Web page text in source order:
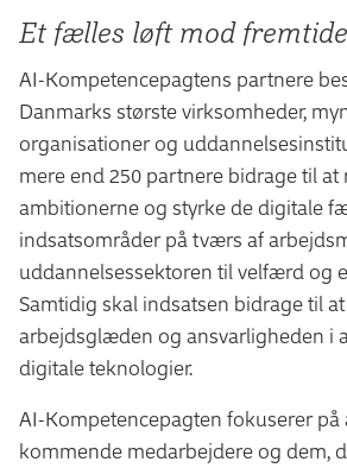
Et fælles løft mod
AI-Kompetencepagtens partnere
Danmarks største virksomheder,
organisationer og
mere end 250 partnere bidrage til at
ambitionerne og styrke de digitale
indsatsområder på tværs af
uddannelsessektoren til velfærd og
Samtidig skal indsatsen bidrage til
arbejdsglæden og ansvarligheden i
digitale teknologier.
AI-Kompetencepagten fokuserer på
kommende medarbejdere og dem,